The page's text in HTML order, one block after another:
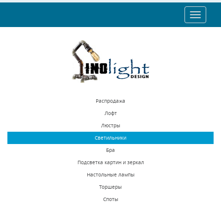
Toggle
Распродажа
Лофт
Люстры
Светильники
Бра
Подсветка картин и зеркал
Настольные лампы
Торшеры
Споты